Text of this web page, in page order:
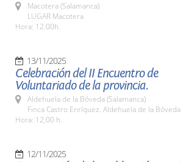
Macotera (Salamanca)
LUGAR Macotera
Hora: 12:00h.
13/11/2025
Celebración del II Encuentro de
Voluntariado de la provincia.
Aldehuela de la Bóveda (Salamanca)
Finca Castro Enríquez. Aldehuela de la Bóveda
Hora: 12,00 h.
12/11/2025